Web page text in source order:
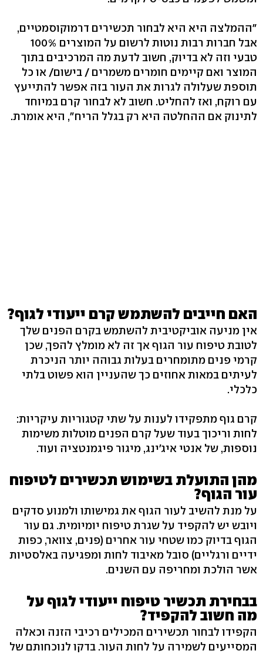
"ההמלצה היא היא לבחור תכשירים דרמוקוסמטיים,
אבל חברות רבות נוטות לרשום על המוצרים 100%
טבעי וזה לא בדיוק, חשוב לדעת מה המרכיבים בתוך
המוצר ואם קיימים חומרים משמרים / בישום/ או כל
תוספת שעלולה לגרות את העור בזה אפשר להתייעץ
עם רוקח, ואז להחליט. חשוב לא לבחור קרם במיוחד
לתינוק אם ההחלטה היא רק בגלל הריח", היא אומרת.
האם חייבים להשתמש קרם ייעודי לגוף?
אין מניעה אוביקטיבית להשתמש בקרם הפנים שלך
לטובת טיפוח עור הגוף אך זה לא מומלץ להפך, שכן
קרמי פנים מתומחרים בעלות גבוהה יותר הניכרת
לעיתים במאות אחוזים כך שהעניין הוא פשוט בלתי
כלכלי.
קרם גוף מתפקידו לענות על שתי קטגוריות עיקריות:
לחות וריכוך בעוד שעל קרם הפנים מוטלות משימות
נוספות, של אנטי איג'ינג, מיגור פיגמנטציה ועוד.
מהן התועלת בשימוש תכשירים לטיפוח
עור הגוף?
על מנת להשיב לעור הגוף את גמישותו ולמנוע סדקים
ויובש יש להקפיד על שגרת טיפוח יומיומית. גם עור
הגוף בדיוק כמו שטחי עור אחרים (פנים, צוואר, כפות
ידיים ורגליים) סובל מאיבוד לחות ומפגיעה באלסטיות
אשר הולכת ומחריפה עם השנים.
בבחירת תכשיר טיפוח ייעודי לגוף על
מה חשוב להקפיד?
הקפידו לבחור תכשירים המכילים רכיבי הזנה וכאלה
המסייעים לשמירה על לחות העור. בדקו לנוכחותם של